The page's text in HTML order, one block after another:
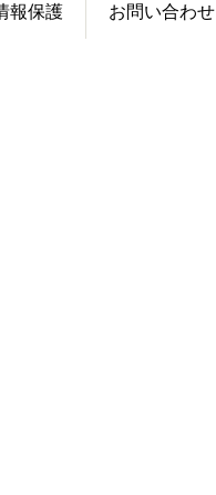
報保護 お問い合わせ